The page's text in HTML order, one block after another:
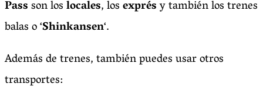
Passson loslocales, losexprésy también los trenes
balas o ‘Shinkansen‘.
Además de trenes, también puedes usar otros
transportes: